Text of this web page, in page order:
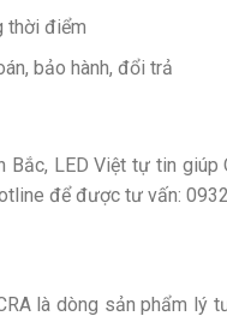
thời điểm
bảo hành, đổi trả
LED Việt tự tin
để được tư vấn:
là dòng sản phẩm